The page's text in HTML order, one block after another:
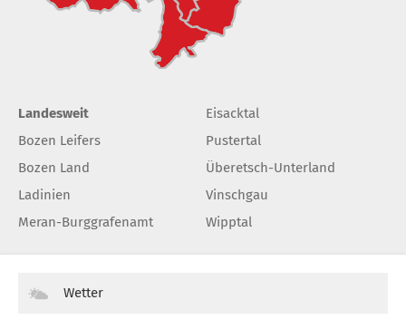
Landesweit
Bozen Leifers
Bozen Land
Ladinien
Meran-Burggrafenamt
Eisacktal
Pustertal
Überetsch-Unterland
Vinschgau
Wipptal
Wetter